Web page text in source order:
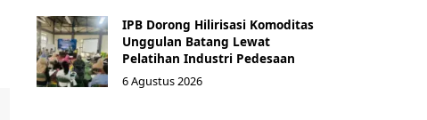
IPB Dorong Hilirisasi Komoditas
Unggulan Batang Lewat
Pelatihan Industri Pedesaan
6 Agustus 2026